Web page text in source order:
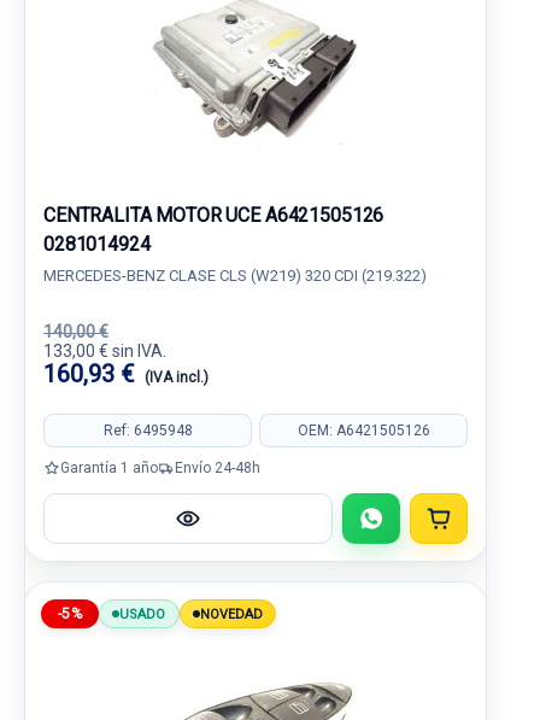
CENTRALITA MOTOR UCE A6421505126
0281014924
MERCEDES-BENZ CLASE CLS (W219) 320 CDI (219.322)
140,00 €
133,00 € sin IVA.
160,93 € (IVA incl.)
Ref: 6495948 OEM: A6421505126
Garantía 1 año Envío 24-48h
-5% USADO NOVEDAD